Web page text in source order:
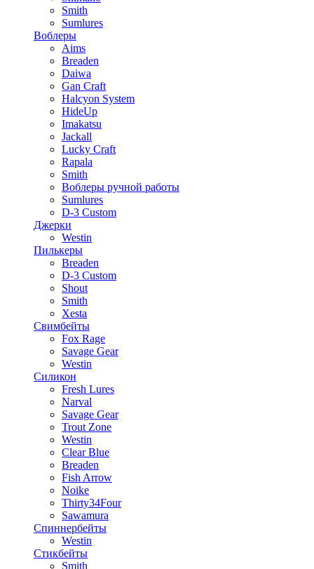
Smith
Sumlures
Воблеры
Aims
Breaden
Daiwa
Gan Craft
Halcyon System
HideUp
Imakatsu
Jackall
Lucky Craft
Rapala
Smith
Воблеры ручной работы
Sumlures
D-3 Custom
Джерки
Westin
Пилькеры
Breaden
D-3 Custom
Shout
Smith
Xesta
Свимбейты
Fox Rage
Savage Gear
Westin
Силикон
Fresh Lures
Narval
Savage Gear
Trout Zone
Westin
Clear Blue
Breaden
Fish Arrow
Noike
Thirty34Four
Sawamura
Спиннербейты
Westin
Стикбейты
Smith